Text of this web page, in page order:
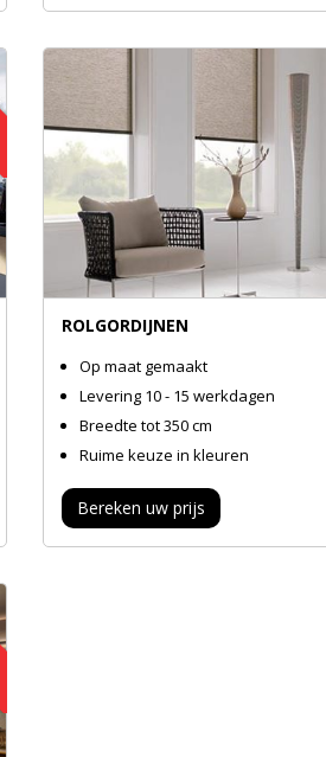
ROLGORDIJNEN
Op maat gemaakt
Levering 10 - 15 werkdagen
Breedte tot 350 cm
Ruime keuze in kleuren
Bereken uw prijs